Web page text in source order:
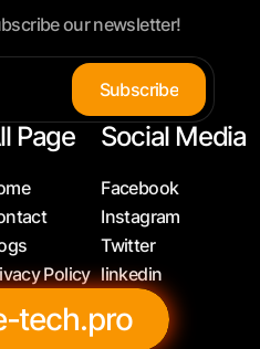
our newsletter!
Subscribe
Page
Policy
Social Media
Facebook
Instagram
Twitter
linkedin
tech.pro